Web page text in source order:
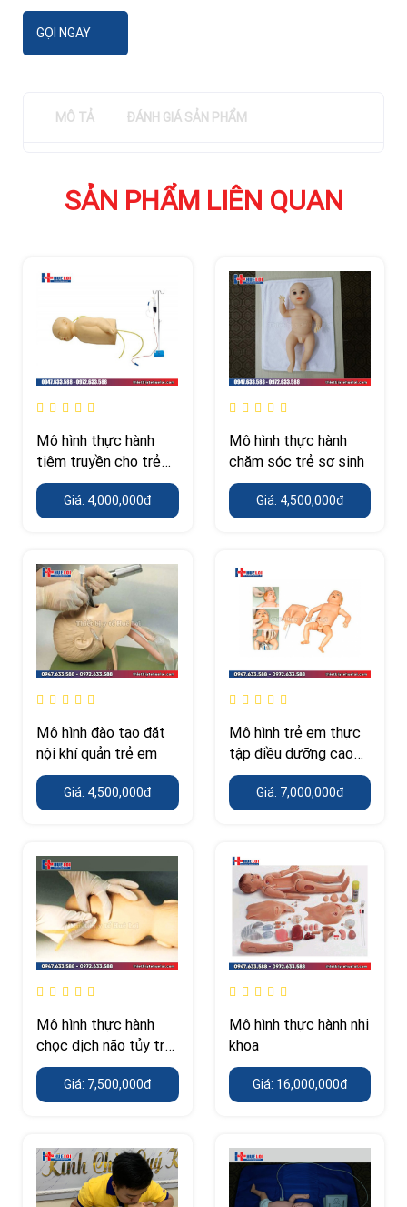
GỌI NGAY
MÔ TẢ ĐÁNH GIÁ SẢN PHẨM
SẢN PHẨM LIÊN QUAN
Mô hình thực hành
tiêm truyền cho trẻ
em
Giá: 4,000,000đ
Mô hình thực hành
chăm sóc trẻ sơ sinh
Giá: 4,500,000đ
Mô hình đào tạo đặt
nội khí quản trẻ em
Giá: 4,500,000đ
Mô hình trẻ em thực
tập điều dưỡng cao
cấp
Giá: 7,000,000đ
Mô hình thực hành
chọc dịch não tủy trẻ
em
Giá: 7,500,000đ
Mô hình thực hành nhi
khoa
Giá: 16,000,000đ